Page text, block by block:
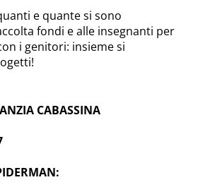
e quante si sono
fondi e alle insegnanti per
i genitori: insieme si
CABASSINA